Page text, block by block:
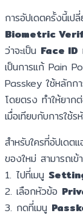
การอัปเดตครั้งนี้เป
Biometric
ว่าจะเป็น Face ID
เป็นการแก้ Pain
Passkey ใช้หลัก
โดยตรง ทำให้ยาก
เมื่อเทียบกับการใช้
สำหรับใครที่อัปเดต
ของใหม่ สามารถเ
1. ไปที่เมนู
2. เลือกหัวข้อ
3. กดที่เมนู